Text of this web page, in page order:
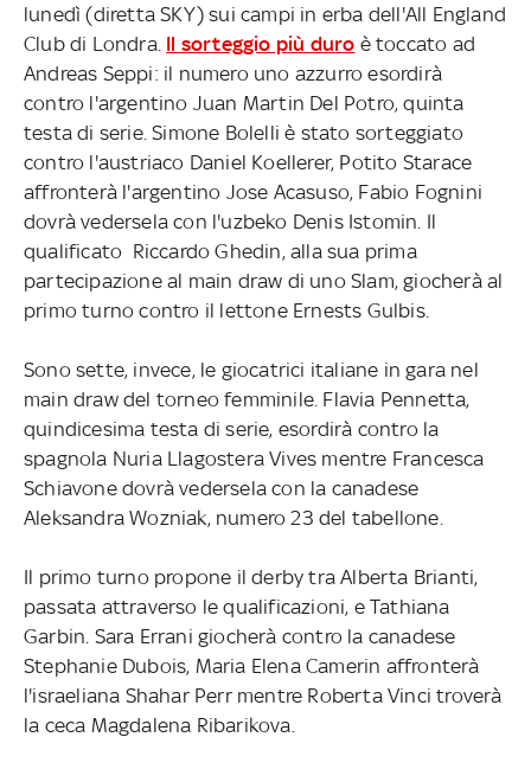
lunedì (diretta SKY) sui campi in erba dell'All England
Club di Londra. Il sorteggio più duro è toccato ad
Andreas Seppi: il numero uno azzurro esordirà
contro l'argentino Juan Martin Del Potro, quinta
testa di serie. Simone Bolelli è stato sorteggiato
contro l'austriaco Daniel Koellerer, Potito Starace
affronterà l'argentino Jose Acasuso, Fabio Fognini
dovrà vedersela con l'uzbeko Denis Istomin. Il
qualificato Riccardo Ghedin, alla sua prima
partecipazione al main draw di uno Slam, giocherà al
primo turno contro il lettone Ernests Gulbis.
Sono sette, invece, le giocatrici italiane in gara nel
main draw del torneo femminile. Flavia Pennetta,
quindicesima testa di serie, esordirà contro la
spagnola Nuria Llagostera Vives mentre Francesca
Schiavone dovrà vedersela con la canadese
Aleksandra Wozniak, numero 23 del tabellone.
Il primo turno propone il derby tra Alberta Brianti,
passata attraverso le qualificazioni, e Tathiana
Garbin. Sara Errani giocherà contro la canadese
Stephanie Dubois, Maria Elena Camerin affronterà
l'israeliana Shahar Perr mentre Roberta Vinci troverà
la ceca Magdalena Ribarikova.